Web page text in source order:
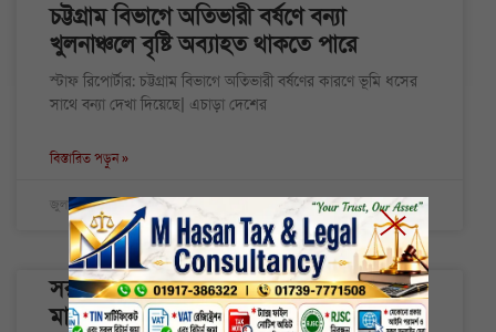
চট্টগ্রাম বিভাগে অতিভারী বর্ষণে বন্যা
খুলনাঞ্চলে বৃষ্টি অব্যাহত থাকতে পারে
স্টাফ রিপোর্টার: চট্টগ্রাম বিভাগে অতিভারী বর্ষণের কারণে ভূমি ধসের
সাথে বন্যা দেখা দিয়েছে| এচাড়া দেশের
বিস্তারিত পড়ুন »
জুলাই ৮, ২০২৬ ৭:১৭ অপরাহ্ণ
সরকারি বিএল কলেজ ছাত্রশিবিরের সভাপতি
মাহী চৌধুরী, সেক্রেটারি আবুল কাশেম